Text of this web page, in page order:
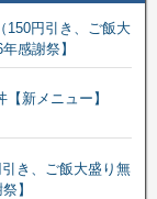
150円引き、ご飯大
感謝祭】
【新メニュー】
引き、ご飯大盛り無
】